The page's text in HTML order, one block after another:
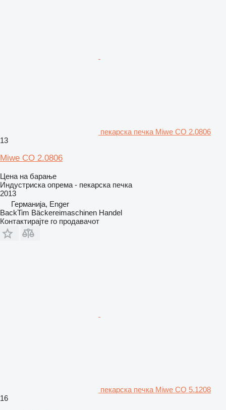
пекарска печка Miwe CO 2.0806
13
Miwe CO 2.0806
Цена на барање
Индустриска опрема - пекарска печка
2013
Германија, Enger
BackTim Bäckereimaschinen Handel
Контактирајте го продавачот
пекарска печка Miwe CO 5.1208
16